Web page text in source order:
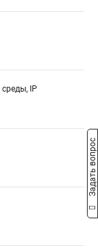
IP
Задать вопрос